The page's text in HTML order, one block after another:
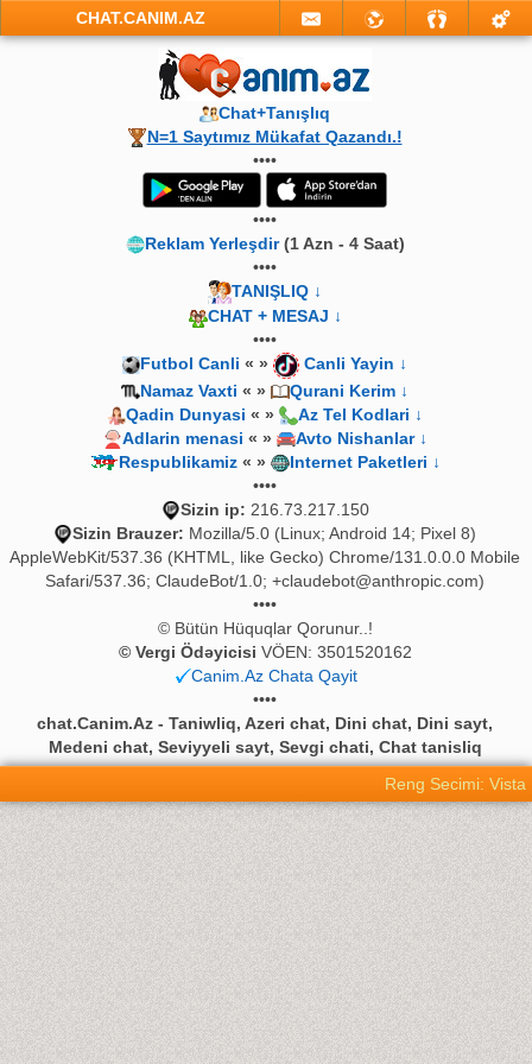
CHAT.CANIM.AZ
Chat+Tanışlıq
N=1 Saytımız Mükafat Qazandı.!
••••
••••
Reklam Yerleşdir(1 Azn - 4 Saat)
••••
TANIŞLIQ ↓
CHAT + MESAJ ↓
••••
Futbol Canli « »
Canli Yayin ↓
Namaz Vaxti « »
Qurani Kerim ↓
Qadin Dunyasi « »
Az Tel Kodlari ↓
Adlarin menasi « »
Avto Nishanlar ↓
Respublikamiz« »
Internet Paketleri ↓
••••
Sizin ip: 216.73.217.150
Sizin Brauzer: Mozilla/5.0 (Linux; Android 14; Pixel 8)
AppleWebKit/537.36 (KHTML, like Gecko) Chrome/131.0.0.0 Mobile
Safari/537.36; ClaudeBot/1.0; +claudebot@anthropic.com)
••••
© Bütün Hüquqlar Qorunur..!
© Vergi Ödəyicisi VÖEN: 3501520162
Canim.Az Chata Qayit
••••
chat.Canim.Az - Taniwliq, Azeri chat, Dini chat, Dini sayt,
Medeni chat, Seviyyeli sayt, Sevgi chati, Chat tanisliq
Reng Secimi: Vista